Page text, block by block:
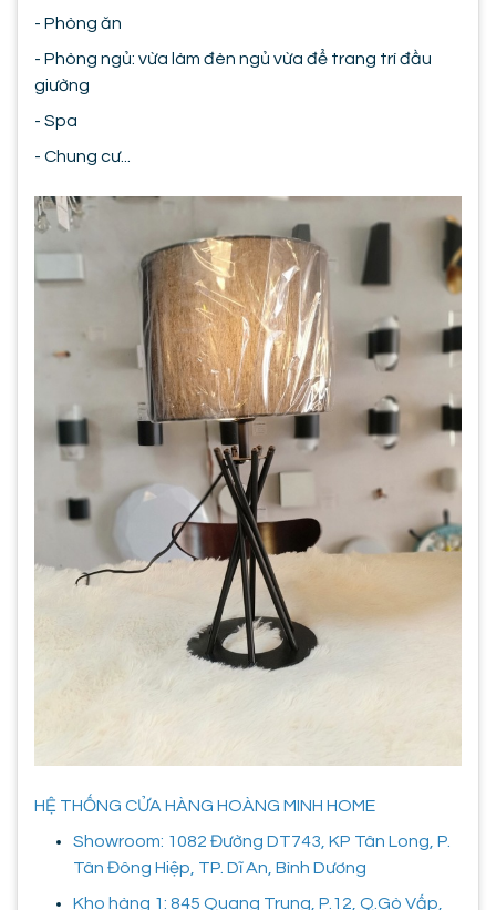
- Phòng ăn
- Phòng ngủ: vừa làm đèn ngủ vừa để trang trí đầu
giường
- Spa
- Chung cư...
HỆ THỐNG CỬA HÀNG HOÀNG MINH HOME
Showroom: 1082 Đường DT743, KP Tân Long, P.
Tân Đông Hiệp, TP. Dĩ An, Bình Dương
Kho hàng 1: 845 Quang Trung, P.12, Q.Gò Vấp,